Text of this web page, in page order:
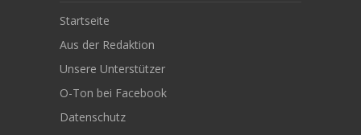
Startseite
Aus der Redaktion
Unsere Unterstützer
O-Ton bei Facebook
Datenschutz